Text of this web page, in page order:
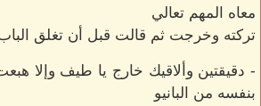
معاه المهم تعالي
تركته وخرجت ثم قالت قبل أن تغلق
- دقيقتين وألاقيك خارج يا طيف وإلا
بنفسه من البانيو